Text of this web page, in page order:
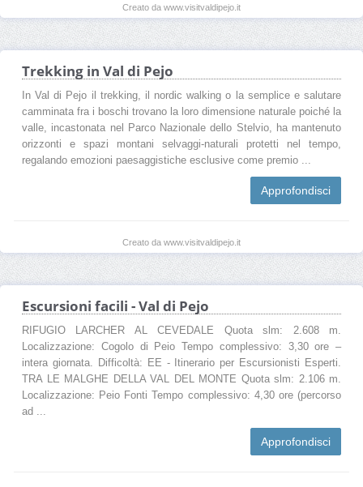
Creato da www.visitvaldipejo.it
Trekking in Val di Pejo
In Val di Pejo il trekking, il nordic walking o la semplice e salutare
camminata fra i boschi trovano la loro dimensione naturale poiché la
valle, incastonata nel Parco Nazionale dello Stelvio, ha mantenuto
orizzonti e spazi montani selvaggi-naturali protetti nel tempo,
regalando emozioni paesaggistiche esclusive come premio ...
Approfondisci
Creato da www.visitvaldipejo.it
Escursioni facili - Val di Pejo
RIFUGIO LARCHER AL CEVEDALE Quota slm: 2.608 m.
Localizzazione: Cogolo di Peio Tempo complessivo: 3,30 ore –
intera giornata. Difficoltà: EE - Itinerario per Escursionisti Esperti.
TRA LE MALGHE DELLA VAL DEL MONTE Quota slm: 2.106 m.
Localizzazione: Peio Fonti Tempo complessivo: 4,30 ore (percorso
ad ...
Approfondisci